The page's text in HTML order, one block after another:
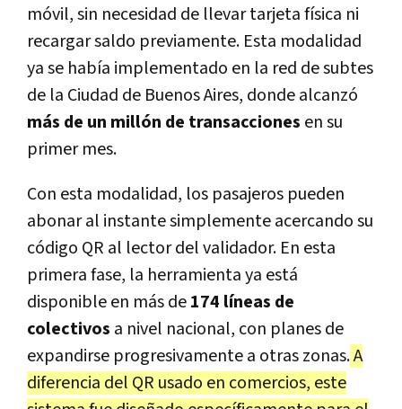
móvil, sin necesidad de llevar tarjeta física ni
recargar saldo previamente. Esta modalidad
ya se había implementado en la red de subtes
de la Ciudad de Buenos Aires, donde alcanzó
más de un millón de transacciones en su
primer mes.
Con esta modalidad, los pasajeros pueden
abonar al instante simplemente acercando su
código QR al lector del validador. En esta
primera fase, la herramienta ya está
disponible en más de174 líneas de
colectivos a nivel nacional, con planes de
expandirse progresivamente a otras zonas.A
diferencia del QR usado en comercios, este